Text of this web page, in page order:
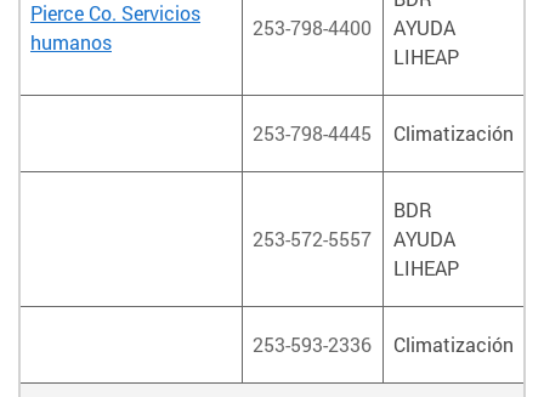
Pierce Co. Servicios
humanos
253-798-4400
AYUDA
LIHEAP
253-798-4445 Climatización
253-572-5557
BDR
AYUDA
LIHEAP
253-593-2336 Climatización